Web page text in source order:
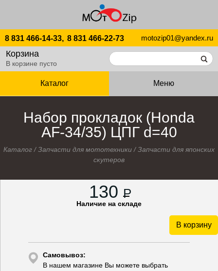
8 831 466-14-33, 8 831 466-22-73 motozip01@yandex.ru
Корзина
В корзине пусто
Каталог Меню
Набор прокладок (Honda
AF-34/35) ЦПГ d=40
Каталог /Запчасти для мототехники /Запчасти для японских
скутеров
130 P
Наличие на складе
В корзину
Самовывоз:
В нашем магазине Вы можете выбрать